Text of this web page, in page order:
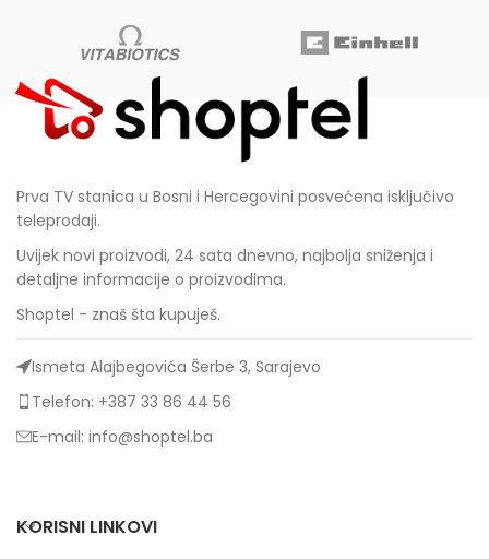
Prva TV stanica u Bosni i Hercegovini posvećena isključivo
teleprodaji.
Uvijek novi proizvodi, 24 sata dnevno, najbolja sniženja i
detaljne informacije o proizvodima.
Shoptel - znaš šta kupuješ.
Ismeta Alajbegovića Šerbe 3, Sarajevo
Telefon: +387 33 86 44 56
E-mail: info@shoptel.ba
KORISNI LINKOVI